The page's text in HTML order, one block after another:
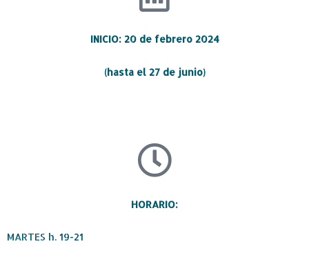
INICIO: 20 de febrero 2024
(hasta el 27 de junio)
HORARIO:
MARTES h. 19-21